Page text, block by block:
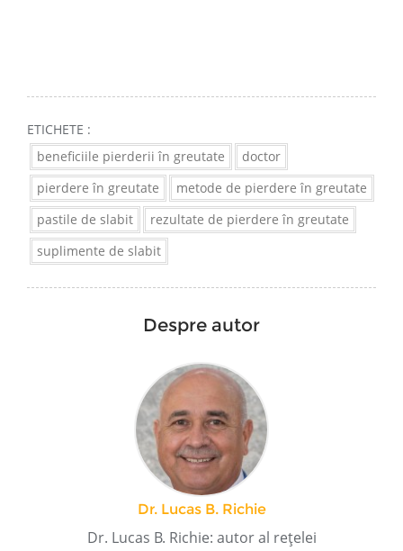
ETICHETE :
beneficiile pierderii în greutate
doctor
pierdere în greutate
metode de pierdere în greutate
pastile de slabit
rezultate de pierdere în greutate
suplimente de slabit
Despre autor
Dr. Lucas B. Richie
Dr. Lucas B. Richie: autor al rețelei